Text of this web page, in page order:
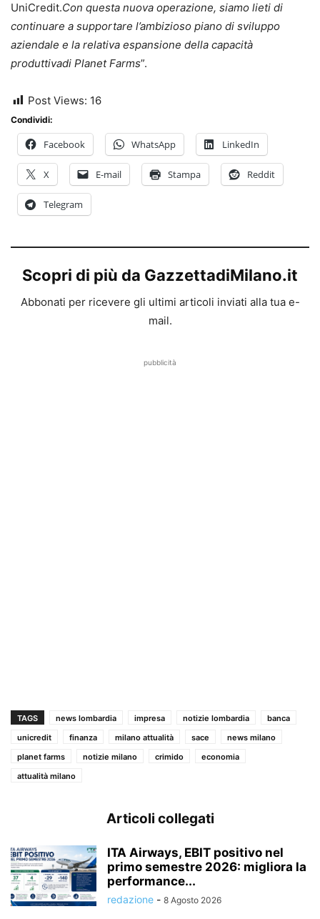
UniCredit.Con questa nuova operazione, siamo lieti di
continuare a supportare l’ambizioso piano di sviluppo
aziendale e la relativa espansione della capacità
produttivadi Planet Farms”.
Post Views: 16
Condividi:
Facebook WhatsApp LinkedIn
X E-mail Stampa Reddit
Telegram
Scopri di più da GazzettadiMilano.it
Abbonati per ricevere gli ultimi articoli inviati alla tua e-
mail.
pubblicità
TAGS news lombardia impresa notizie lombardia
banca
unicredit
finanza milano attualità sace
news milano
planet farms
notizie milano crimido
economia
attualità milano
Articoli collegati
ITA Airways, EBIT positivo nel
primo semestre 2026: migliora la
performance...
redazione - 8 Agosto 2026